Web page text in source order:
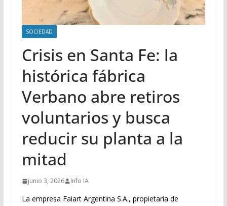
SOCIEDAD
Crisis en Santa Fe: la
histórica fábrica
Verbano abre retiros
voluntarios y busca
reducir su planta a la
mitad
junio 3, 2026 Info IA
La empresa Faiart Argentina S.A., propietaria de